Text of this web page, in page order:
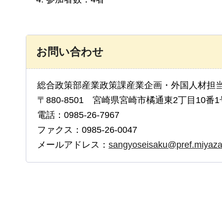
お問い合わせ
総合政策部産業政策課産業企画・外国人材担
〒880-8501 宮崎県宮崎市橘通東2丁目10番1
電話：0985-26-7967
ファクス：0985-26-0047
メールアドレス：